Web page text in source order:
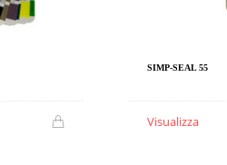
SIMP-SEAL 55
Visualizza